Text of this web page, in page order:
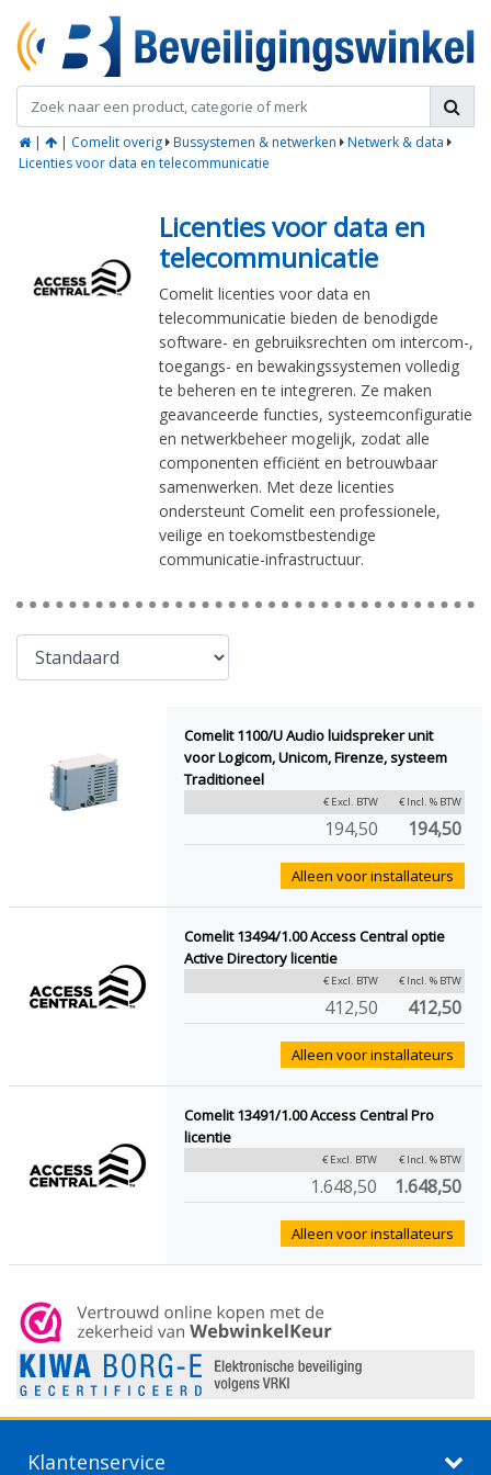
| | Comelit overig Bussystemen & netwerken
Netwerk & data
Licenties voor data en telecommunicatie
Licenties voor data en
telecommunicatie
Comelit licenties voor data en
telecommunicatie bieden de benodigde
software- en gebruiksrechten om intercom-,
toegangs- en bewakingssystemen volledig
te beheren en te integreren. Ze maken
geavanceerde functies, systeemconfiguratie
en netwerkbeheer mogelijk, zodat alle
componenten efficiënt en betrouwbaar
samenwerken. Met deze licenties
ondersteunt Comelit een professionele,
veilige en toekomstbestendige
communicatie-infrastructuur.
Comelit 1100/U Audio luidspreker unit
voor Logicom, Unicom, Firenze, systeem
Traditioneel
€ Excl. BTW € Incl. % BTW
194,50 194,50
Alleen voor installateurs
Comelit 13494/1.00 Access Central optie
Active Directory licentie
€ Excl. BTW € Incl. % BTW
412,50 412,50
Alleen voor installateurs
Comelit 13491/1.00 Access Central Pro
licentie
€ Excl. BTW € Incl. % BTW
1.648,50 1.648,50
Alleen voor installateurs
Klantenservice